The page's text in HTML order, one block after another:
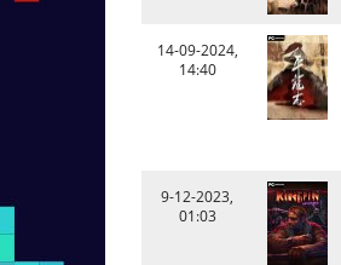
14-09-2024,
14:40
9-12-2023,
01:03